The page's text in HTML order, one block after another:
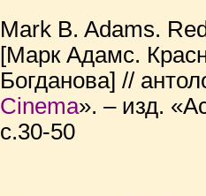
Mark B. Adams.
[Марк Адамс.
Богданова] //
Cinema». – изд.
с.30-50